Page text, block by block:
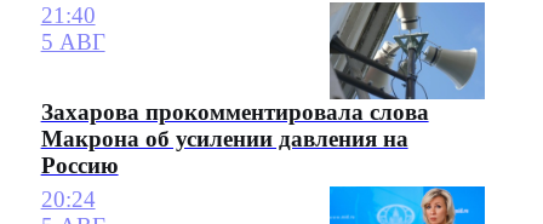
21:40
5 АВГ
Захарова прокомментировала слова
Макрона об усилении давления на
Россию
20:24